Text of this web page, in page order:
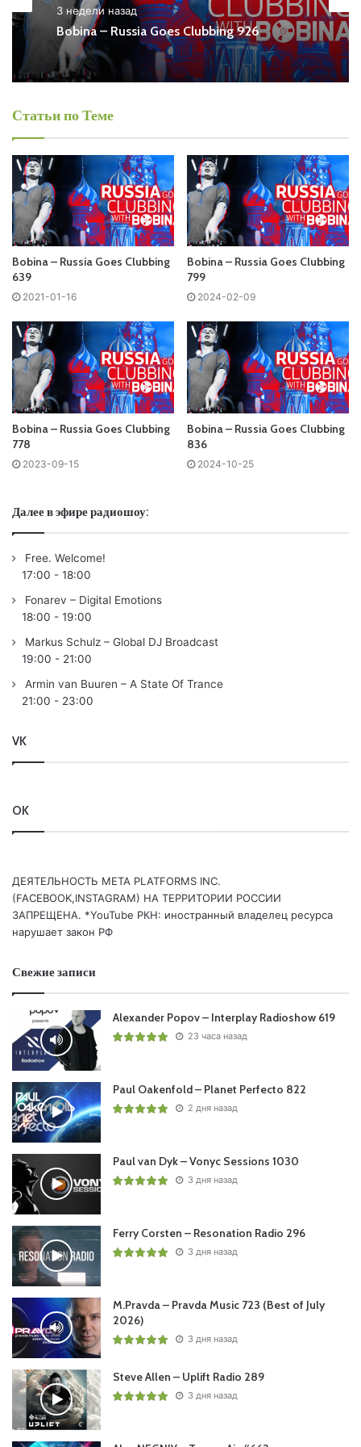
Ближайший эфир:
Среда
Bobina - Russia Goes Clubbing
Запись выпусков
Слушай и добавляй плейлист VK:
Tracklist:
No playlist
01. Dennis Sheperd x York x Iris – The Fall /BLACK HOLE/
02. Kojun – Nothing Else Wrong /SUANDA PROGRESSIVE/
03. Nicky Romero vs. W&W – Hot Summer Nights
04. /CLUBBERS CHOICE/
Tiëstofeat. BT – Love Comes
Again (Anton By & AV Bootleg) /FREE/
06. Mark Sixma – The Rabbit Hole /MAXXIMIZE/
Remix) /AVA/
/REACHING ALTITUDE/
/GO MUSIC/
/ARMIND/
SEQUENCE/
Carabella (Galen Behr vs Orjan Nilsen Remix) /YAKUZA/
Понравился выпуск?
Ваша оценка:4.35 (2votes)
3 недели назад
Bobina – Russia Goes Clubbing 926
Статьи по Теме
Bobina – Russia Goes Clubbing
639
2021-01-16
Bobina – Russia Goes Clubbing
799
2024-02-09
Bobina – Russia Goes Clubbing
778
2023-09-15
Bobina – Russia Goes Clubbing
836
2024-10-25
Далее в эфире радиошоу:
Free. Welcome!
17:00 - 18:00
Fonarev – Digital Emotions
18:00 - 19:00
Markus Schulz – Global DJ Broadcast
19:00 - 21:00
Armin van Buuren – A State Of Trance
21:00 - 23:00
VK
OK
ДЕЯТЕЛЬНОСТЬ МЕТА PLATFORMS INC.
(FACEBOOK,INSTAGRAM) НА ТЕРРИТОРИИ РОССИИ
ЗАПРЕЩЕНА. *YouTube РКН: иностранный владелец ресурса
нарушает закон РФ
Свежие записи
Alexander Popov – Interplay Radioshow 619
23 часа назад
Paul Oakenfold – Planet Perfecto 822
2 дня назад
Paul van Dyk – Vonyc Sessions 1030
3 дня назад
Ferry Corsten – Resonation Radio 296
3 дня назад
M.Pravda – Pravda Music 723 (Best of July
2026)
3 дня назад
Steve Allen – Uplift Radio 289
3 дня назад